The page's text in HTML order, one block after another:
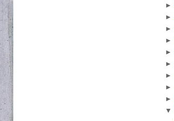
►
►
►
►
►
►
►
►
►
▼